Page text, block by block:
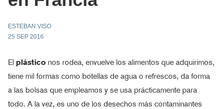
ESTEBAN VISO
25 SEP 2016
El plástico nos rodea, envuelve los alimentos que adquirimos,
tiene mil formas como botellas de agua o refrescos, da forma
a las bolsas que empleamos y se usa prácticamente para
todo. A la vez, es uno de los desechos más contaminantes